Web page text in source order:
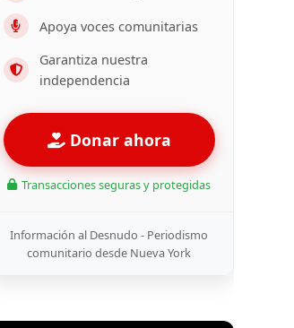
Apoya voces comunitarias
Garantiza nuestra
independencia
Donar ahora
Transacciones seguras y protegidas
Información al Desnudo - Periodismo
comunitario desde Nueva York